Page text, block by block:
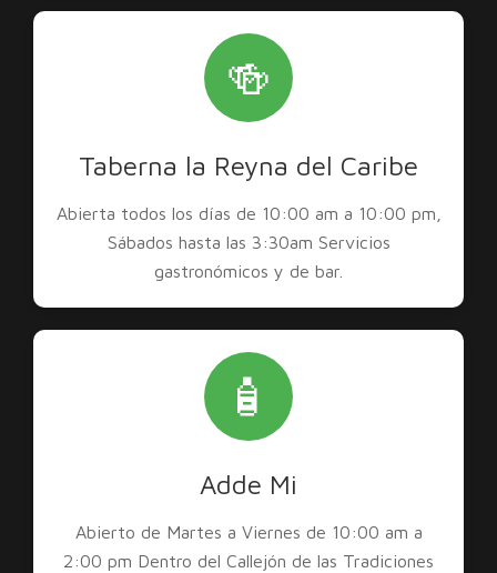
🍻
Taberna la Reyna del Caribe
Abierta todos los días de 10:00 am a 10:00 pm,
Sábados hasta las 3:30am Servicios
gastronómicos y de bar.
🧴
Adde Mi
Abierto de Martes a Viernes de 10:00 am a
2:00 pm Dentro del Callejón de las Tradiciones